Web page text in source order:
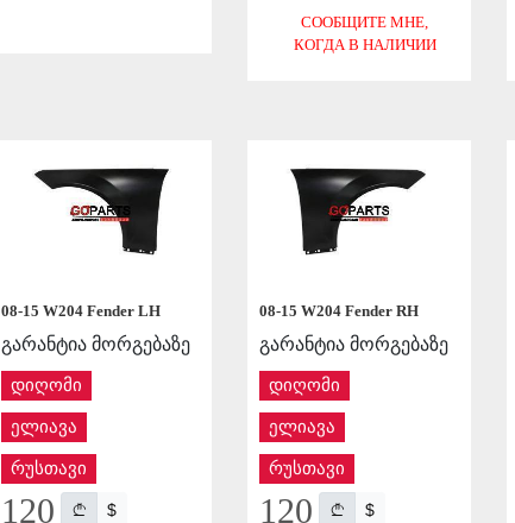
СООБЩИТЕ МНЕ,
КОГДА В НАЛИЧИИ
08-15 W204 Fender LH
გარანტია მორგებაზე
დიღომი
ელიავა
რუსთავი
120 $
08-15 W204 Fender RH
გარანტია მორგებაზე
დიღომი
ელიავა
რუსთავი
120 $